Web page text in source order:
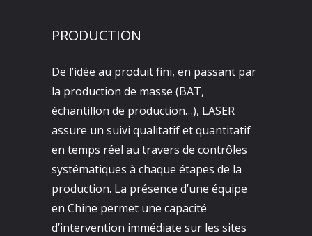
PRODUCTION
De l’idée au produit fini, en passant par
la production de masse (BAT,
échantillon de production…), LASER
assure un suivi qualitatif et quantitatif
en temps réel au travers de contrôles
systématiques à chaque étapes de la
production. La présence d’une équipe
en Chine permet une capacité
d’intervention immédiate sur les sites